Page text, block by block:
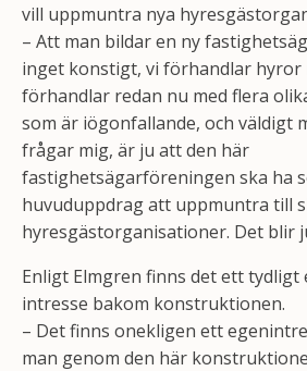
vill uppmuntra nya
– Att man bildar en ny
inget konstigt, vi förhandlar hyror
förhandlar redan nu med flera
som är iögonfallande, och väldigt
frågar mig, är ju att den här
fastighetsägarföreningen ska ha
huvuduppdrag att uppmuntra till
hyresgästorganisationer. Det blir
Enligt Elmgren finns det ett tydligt
intresse bakom konstruktionen.
– Det finns onekligen ett
man genom den här